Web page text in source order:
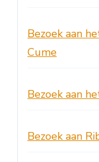
Bezoek aan
Cume
Bezoek aan
Bezoek aan